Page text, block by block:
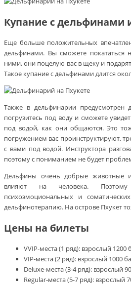
Купание с дельфинами
Еще больше положительных
дельфинами. Вы сможете покататься
ними, они поцелую вас в щеку и
Такое купание с дельфинами длится
Также в дельфинарии предусмотрен
погрузитесь под воду и сможете
под водой, как они общаются. Это
погружением вас проинструктируют,
с вами под водой. Инструктора
поэтому с пониманием не будет
Дельфины очень добрые животные
влияют на человека.
психоэмоциональных и
дельфинотерапию. На острове Пхукет
Цены на билеты
VVIP-места (1 ряд): взрослый 1200
VIP-места (2 ряд): взрослый 1000
Deluxe-места (3-4 ряд): взрослый
Regular-места (5-7 ряд): взрослый